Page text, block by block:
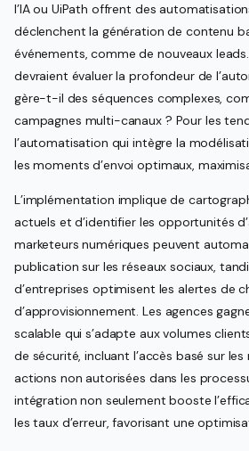
l’IA ou UiPath offrent des
déclenchent la génération de contenu
événements, comme de nouveaux
devraient évaluer la profondeur de
gère-t-il des séquences complexes,
campagnes multi-canaux ? Pour les
l’automatisation qui intègre la
les moments d’envoi optimaux,
L’implémentation implique de
actuels et d’identifier les opportunités
marketeurs numériques peuvent
publication sur les réseaux sociaux,
d’entreprises optimisent les alertes de
d’approvisionnement. Les agences
scalable qui s’adapte aux volumes
de sécurité, incluant l’accès basé sur
actions non autorisées dans les
intégration non seulement booste
les taux d’erreur, favorisant une